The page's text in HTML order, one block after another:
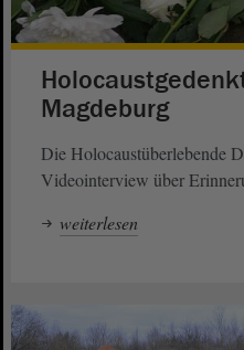
Magdeburg
Die Holocaustüberlebende
Videointerview über
weiterlesen